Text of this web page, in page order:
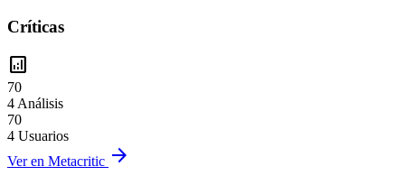
Críticas
analytics
70
4 Análisis
70
4 Usuarios
Ver en Metacritic arrow_forward